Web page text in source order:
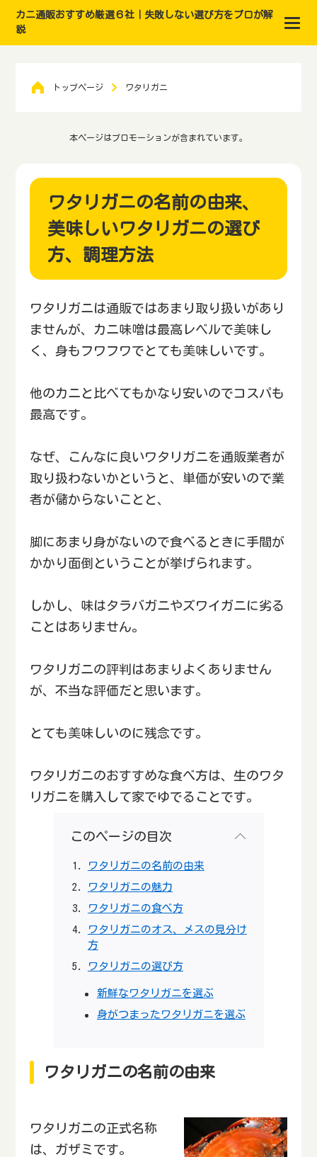
カニ通販おすすめ厳選６社｜失敗しない選び方をプロが解
説
トップページ ワタリガニ
本ページはプロモーションが含まれています。
ワタリガニの名前の由来、
美味しいワタリガニの選び
方、調理方法
ワタリガニは通販ではあまり取り扱いがあり
ませんが、カニ味噌は最高レベルで美味し
く、身もフワフワでとても美味しいです。
他のカニと比べてもかなり安いのでコスパも
最高です。
なぜ、こんなに良いワタリガニを通販業者が
取り扱わないかというと、単価が安いので業
者が儲からないことと、
脚にあまり身がないので食べるときに手間が
かかり面倒ということが挙げられます。
しかし、味はタラバガニやズワイガニに劣る
ことはありません。
ワタリガニの評判はあまりよくありません
が、不当な評価だと思います。
とても美味しいのに残念です。
ワタリガニのおすすめな食べ方は、生のワタ
リガニを購入して家でゆでることです。
このページの目次
ワタリガニの名前の由来
ワタリガニの魅力
ワタリガニの食べ方
ワタリガニのオス、メスの見分け
方
ワタリガニの選び方
新鮮なワタリガニを選ぶ
身がつまったワタリガニを選ぶ
ワタリガニの名前の由来
ワタリガニの正式名称
は、ガザミです。